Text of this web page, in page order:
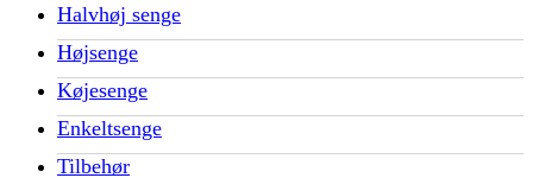
Halvhøj senge
Højsenge
Køjesenge
Enkeltsenge
Tilbehør